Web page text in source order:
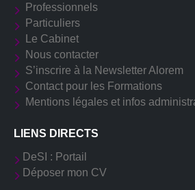
Professionnels
Particuliers
Le Cabinet
Nous contacter
S’inscrire à la Newsletter Alorem
Contact pour les Formations
Mentions légales et infos
LIENS DIRECTS
DeSI : Portail
Déposer mon CV